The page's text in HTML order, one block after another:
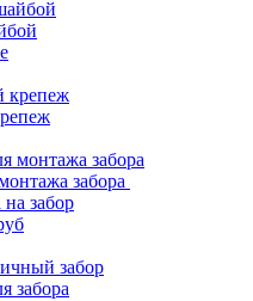
забора
забор
забор
забора